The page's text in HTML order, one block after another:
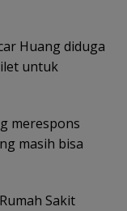
Huang diduga
untuk
merespons
masih bisa
Sakit